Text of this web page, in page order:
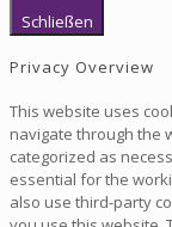
Schließen
Privacy Overview
This website uses
navigate through the
categorized as
essential for the
also use third-party